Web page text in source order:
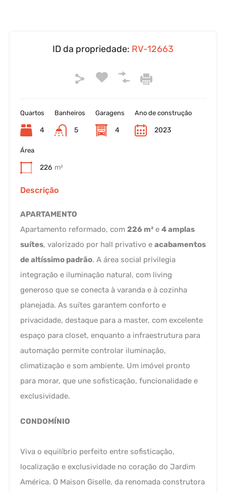
ID da propriedade: RV-12663
Quartos
4
Banheiros
5
Garagens
4
Ano de construção
2023
Área
226 m²
Descrição
APARTAMENTO
Apartamento reformado, com 226 m² e 4 amplas
suítes, valorizado por hall privativo e acabamentos
de altíssimo padrão. A área social privilegia
integração e iluminação natural, com living
generoso que se conecta à varanda e à cozinha
planejada. As suítes garantem conforto e
privacidade, destaque para a master, com excelente
espaço para closet, enquanto a infraestrutura para
automação permite controlar iluminação,
climatização e som ambiente. Um imóvel pronto
para morar, que une sofisticação, funcionalidade e
exclusividade.
CONDOMÍNIO
Viva o equilíbrio perfeito entre sofisticação,
localização e exclusividade no coração do Jardim
América. O Maison Giselle, da renomada construtora